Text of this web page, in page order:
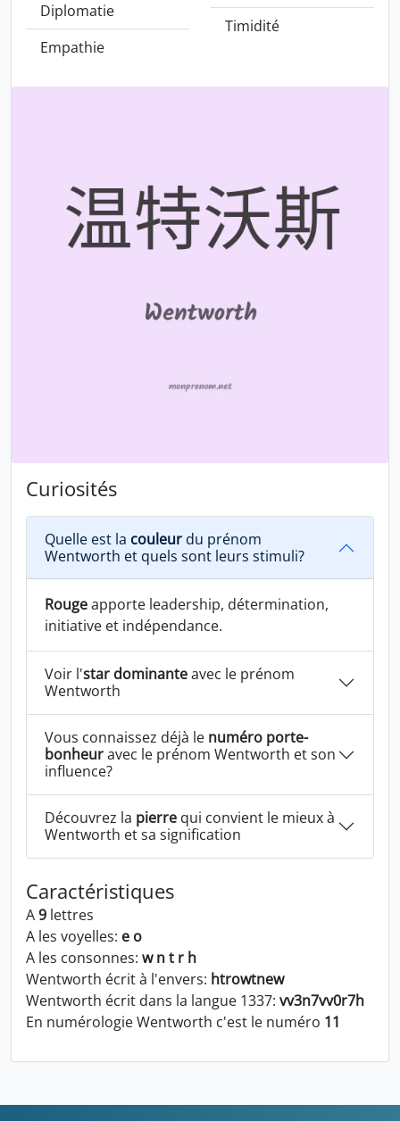
Diplomatie
Empathie
Timidité
Curiosités
Quelle est la couleur du prénom
Wentworth et quels sont leurs stimuli?
Rougeapporte leadership, détermination,
initiative et indépendance.
Voir l'star dominanteavec le prénom
Wentworth
Vous connaissez déjà le numéro porte-
bonheuravec le prénom Wentworth et son
influence?
Découvrez la pierre qui convient le mieux à
Wentworth et sa signification
Caractéristiques
A9 lettres
A les voyelles: e o
A les consonnes: w n t r h
Wentworth écrit à l'envers: htrowtnew
Wentworth écrit dans la langue 1337: vv3n7vv0r7h
En numérologie Wentworth c'est le numéro 11